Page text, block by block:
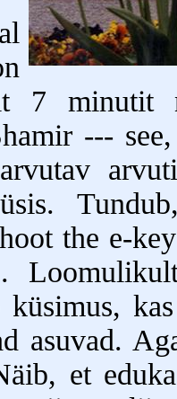
7 minutit
---
the e-
asuvad.
et